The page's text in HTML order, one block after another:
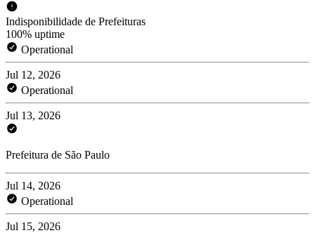
Indisponibilidade de Prefeituras
100% uptime
Operational
Jul 12, 2026
Operational
Jul 13, 2026
Prefeitura de São Paulo
Jul 14, 2026
Operational
Jul 15, 2026